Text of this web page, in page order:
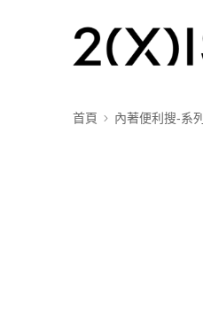
首頁 內著便利搜-系列